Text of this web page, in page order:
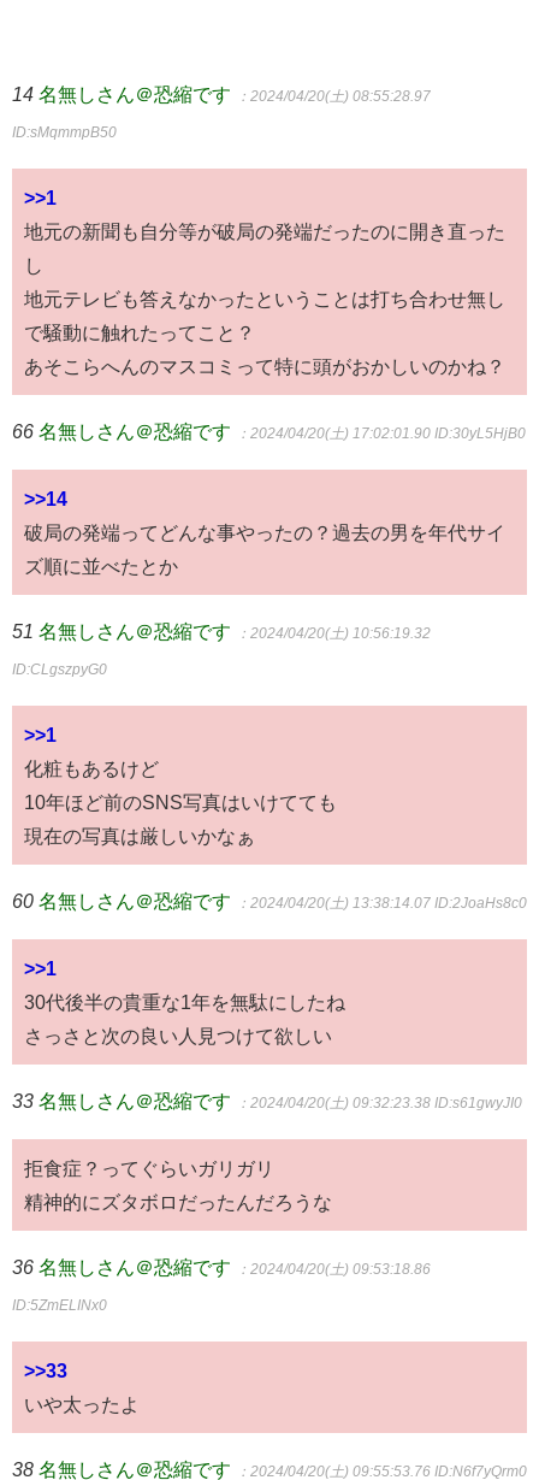
14 名無しさん＠恐縮です ：2024/04/20(土) 08:55:28.97
ID:sMqmmpB50
>>1
地元の新聞も自分等が破局の発端だったのに開き直った
し
地元テレビも答えなかったということは打ち合わせ無し
で騒動に触れたってこと？
あそこらへんのマスコミって特に頭がおかしいのかね？
66 名無しさん＠恐縮です ：2024/04/20(土) 17:02:01.90 ID:30yL5HjB0
>>14
破局の発端ってどんな事やったの？過去の男を年代サイ
ズ順に並べたとか
51 名無しさん＠恐縮です ：2024/04/20(土) 10:56:19.32
ID:CLgszpyG0
>>1
化粧もあるけど
10年ほど前のSNS写真はいけてても
現在の写真は厳しいかなぁ
60 名無しさん＠恐縮です ：2024/04/20(土) 13:38:14.07 ID:2JoaHs8c0
>>1
30代後半の貴重な1年を無駄にしたね
さっさと次の良い人見つけて欲しい
33 名無しさん＠恐縮です ：2024/04/20(土) 09:32:23.38 ID:s61gwyJI0
拒食症？ってぐらいガリガリ
精神的にズタボロだったんだろうな
36 名無しさん＠恐縮です ：2024/04/20(土) 09:53:18.86
ID:5ZmELINx0
>>33
いや太ったよ
38 名無しさん＠恐縮です ：2024/04/20(土) 09:55:53.76 ID:N6f7yQrm0